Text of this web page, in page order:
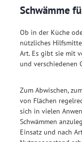
Schwämme
Ob in der Küche
nützliches
Art. Es gibt sie mit
und verschiedenen
Zum Abwischen,
von Flächen
sich in vielen
Schwämmen
Einsatz und nach